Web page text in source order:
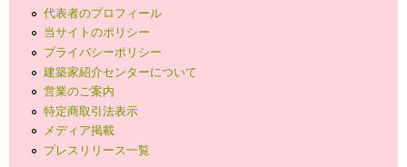
代表者のプロフィール
当サイトのポリシー
プライバシーポリシー
建築家紹介センターについて
営業のご案内
特定商取引法表示
メディア掲載
プレスリリース一覧